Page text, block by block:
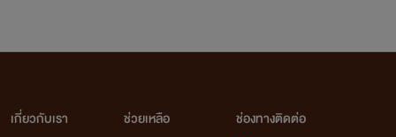
จากใจเก๋อเก๋อ
นิยายทุกเรื่องที่อยู่ในโปรเจกต์หอหมื่นอักษรเราเป็นนิยายที่เก๋อเก๋อพยายามพิถีพิถันคัดเลือก
เกี่ยวกับเรา
ช่วยเหลือ
ช่องทางติดต่อ